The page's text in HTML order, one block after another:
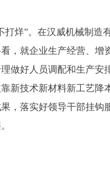
烊”。在汉威机械制造
，就企业生产经营、增
做好人员调配和生产安
新技术新材料新工艺降
，落实好领导干部挂钩